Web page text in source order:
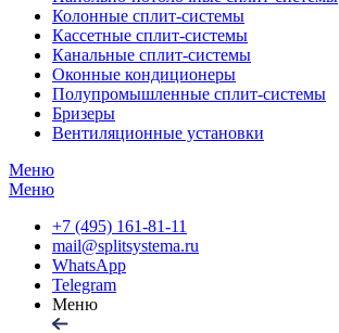
Колонные ​​сплит-системы
Кассетные сплит-системы
Канальные сплит-системы
Оконные кондиционеры
Полупромышленные сплит-системы
Бризеры
Вентиляционные установки
Меню
Меню
+7 (495) 161-81-11
mail@splitsystema.ru
WhatsApp
Telegram
Меню